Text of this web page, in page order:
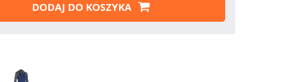
DODAJ DO KOSZYKA